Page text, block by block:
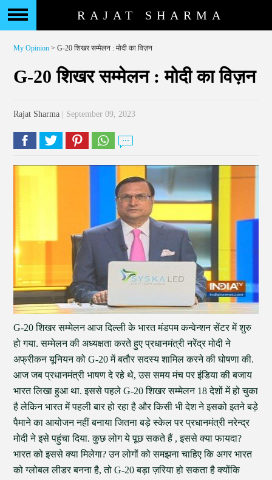
RAJAT SHARMA
My Opinion > G-20 शिखर सम्मेलन : मोदी का विज़न
G-20 शिखर सम्मेलन : मोदी का विज़न
Rajat Sharma | September 09, 2023
G-20 शिखर सम्मेलन आज दिल्ली के भारत मंडपम कन्वेन्शन सेंटर में शुरु
हो गया. सम्मेलन की अध्यक्षता करते हुए प्रधानमंत्री नरेंद्र मोदी ने
अफ्रीकन यूनियन को G-20 में बतौर सदस्य शामिल करने की घोषणा की.
आज जब प्रधानमंत्री भाषण दे रहे थे, उस समय मंच पर इंडिया की बजाय
भारत लिखा हुआ था. इससे पहले G-20 शिखर सम्मेलन 18 देशों में हो चुका
है लेकिन भारत में पहली बार हो रहा है और किसी भी देश ने इसको इतने बड़े
पैमाने का आयोजन नहीं बनाया जितना बड़े स्केल पर प्रधानमंत्री नरेन्द्र
मोदी ने इसे पहुंचा दिया. कुछ लोग ये पूछ सकते हैं , इससे क्या फायदा?
भारत को इससे क्या मिलेगा? उन लोगों को समझना चाहिए कि अगर भारत
को ग्लोबल लीडर बनना है, तो G-20 बड़ा ज़रिया हो सकता है क्योंकि